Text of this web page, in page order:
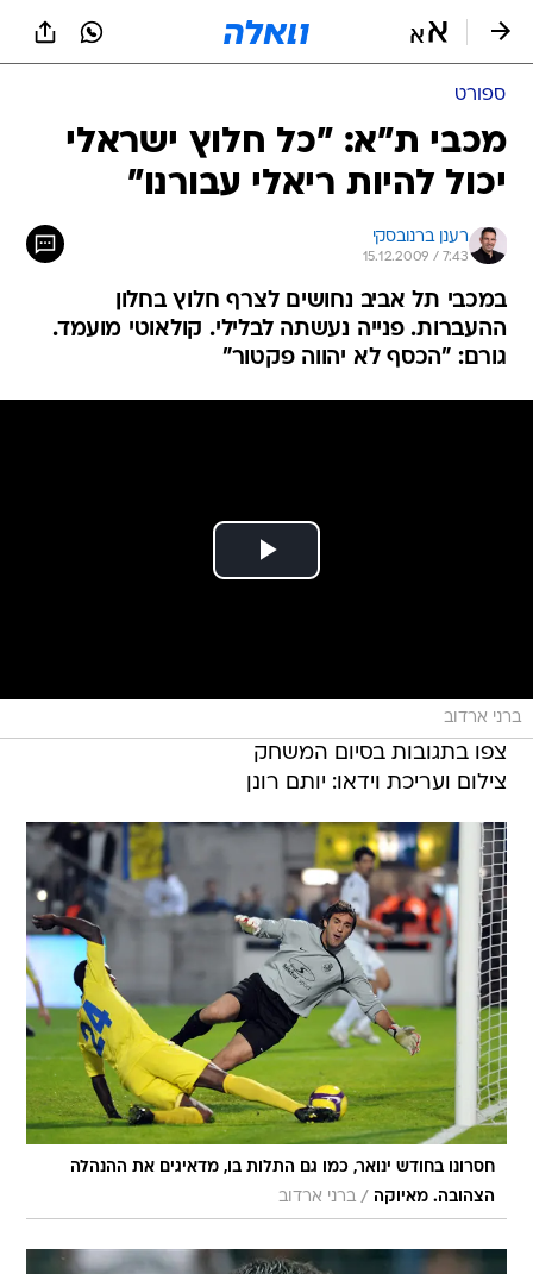
ספורט
מכבי ת"א: "כל חלוץ ישראלי
יכול להיות ריאלי עבורנו"
רענן ברנובסקי
15.12.2009 / 7:43
במכבי תל אביב נחושים לצרף חלוץ בחלון
ההעברות. פנייה נעשתה לבלילי. קולאוטי מועמד.
גורם: "הכסף לא יהווה פקטור"
ברני ארדוב
צפו בתגובות בסיום המשחק
צילום ועריכת וידאו: יותם רונן
חסרונו בחודש ינואר, כמו גם התלות בו, מדאיגים את ההנהלה
הצהובה. מאיוקה / ברני ארדוב